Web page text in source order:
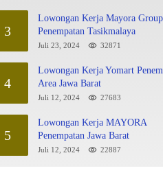
3
Lowongan Kerja Mayora Group
Penempatan Tasikmalaya
Juli 23, 2024 32871
4
Lowongan Kerja Yomart
Area Jawa Barat
Juli 12, 2024 27683
5
Lowongan Kerja MAYORA
Penempatan Jawa Barat
Juli 12, 2024 22887